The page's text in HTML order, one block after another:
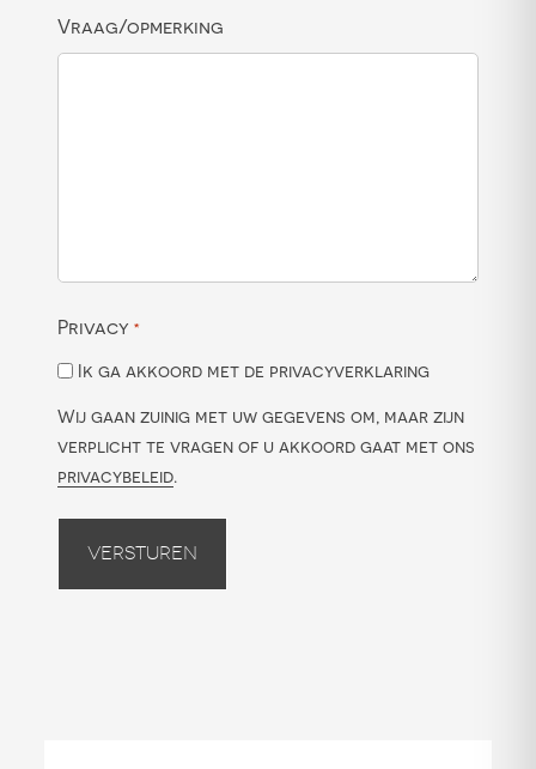
Vraag/opmerking
Privacy *
Ik ga akkoord met de privacyverklaring
Wij gaan zuinig met uw gegevens om, maar zijn
verplicht te vragen of u akkoord gaat met ons
privacybeleid.
Versturen